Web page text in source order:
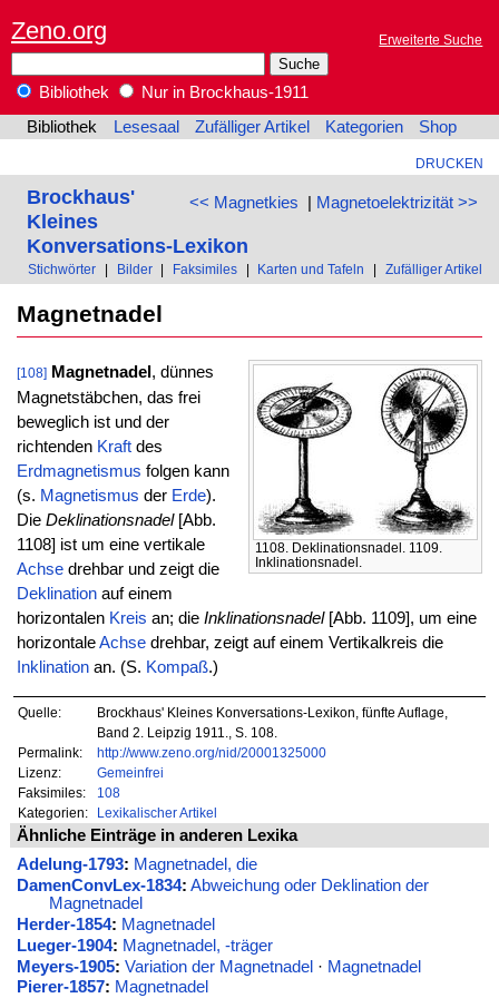
Zeno.org Erweiterte Suche
Bibliothek
Nur in Brockhaus-1911
Bibliothek
Lesesaal Zufälliger Artikel Kategorien Shop
DRUCKEN
<< Magnetkies | Magnetoelektrizität >>
Brockhaus'
Kleines
Konversations-Lexikon
Stichwörter Bilder Faksimiles Karten und Tafeln Zufälliger Artikel
Magnetnadel
1108. Deklinationsnadel. 1109.
Inklinationsnadel.
[108] Magnetnadel , dünnes
Magnetstäbchen, das frei
beweglich ist und der
richtenden Kraftdes
Erdmagnetismus folgen kann
(s. Magnetismus der Erde).
Die Deklinationsnadel[Abb.
1108] ist um eine vertikale
Achsedrehbar und zeigt die
Deklinationauf einem
horizontalen Kreis an; die Inklinationsnadel[Abb. 1109], um eine
horizontaleAchsedrehbar, zeigt auf einem Vertikalkreis die
Inklinationan. (S. Kompaß.)
Quelle:
Brockhaus' Kleines Konversations-Lexikon, fünfte Auflage,
Band 2. Leipzig 1911., S. 108.
Permalink:
http://www.zeno.org/nid/20001325000
Lizenz:
Gemeinfrei
Faksimiles:
108
Kategorien:
Lexikalischer Artikel
Ähnliche Einträge in anderen Lexika
Adelung-1793: Magnetnadel, die
DamenConvLex-1834: Abweichung oder Deklination der
Magnetnadel
Herder-1854: Magnetnadel
Lueger-1904: Magnetnadel, -träger
Meyers-1905: Variation der Magnetnadel· Magnetnadel
Pierer-1857: Magnetnadel